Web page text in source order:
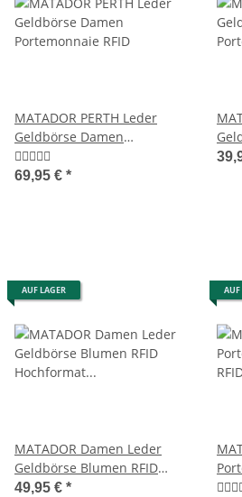
MATADOR PERTH Leder
Geldbörse Damen
Portemonnaie RFID
69,95 € *
AUF LAGER
MATADOR Damen Leder
Geldbörse Blumen RFID
Hochformat Braun
49,95 € *
AUF